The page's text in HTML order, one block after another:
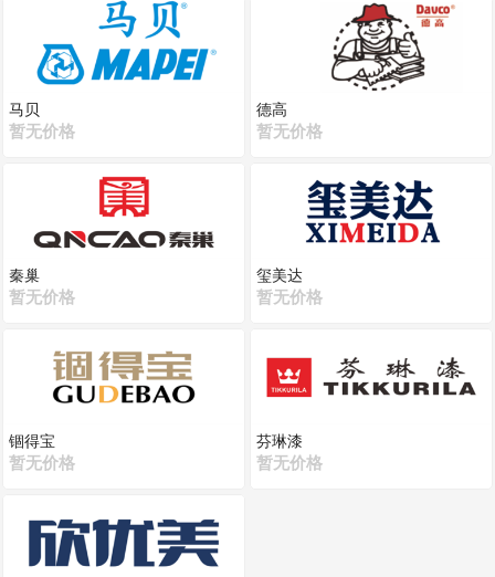
马贝
暂无价格
秦巢
暂无价格
锢得宝
暂无价格
德高
暂无价格
玺美达
暂无价格
芬琳漆
暂无价格